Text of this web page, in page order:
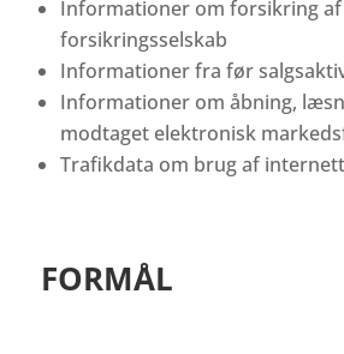
Informationer om forsikring
forsikringsselskab
Informationer fra før
Informationer om åbning,
modtaget elektronisk
Trafikdata om brug af
FORMÅL